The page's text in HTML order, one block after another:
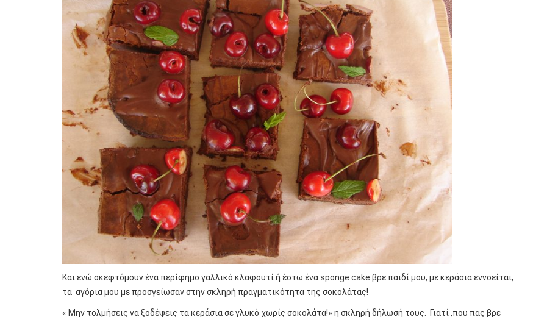
Και ενώ σκεφτόμουν ένα περίφημο γαλλικό κλαφουτί ή έστω ένα sponge cake βρε παιδί μου, με κεράσια εννοείται,
τα αγόρια μου με προσγείωσαν στην σκληρή πραγματικότητα της σοκολάτας!
« Μην τολμήσεις να ξοδέψεις τα κεράσια σε γλυκό χωρίς σοκολάτα!» η σκληρή δήλωσή τους. Γιατί ,που πας βρε